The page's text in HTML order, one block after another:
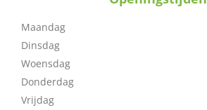
Maandag
Dinsdag
Woensdag
Donderdag
Vrijdag